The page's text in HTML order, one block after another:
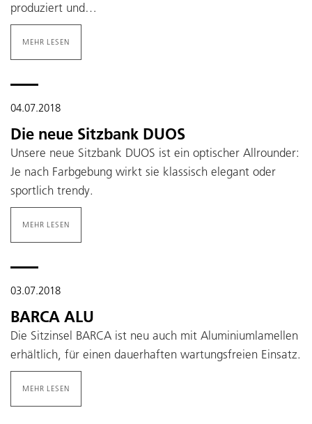
produziert und…
MEHR LESEN
04.07.2018
Die neue Sitzbank DUOS
Unsere neue Sitzbank DUOS ist ein optischer Allrounder:
Je nach Farbgebung wirkt sie klassisch elegant oder
sportlich trendy.
MEHR LESEN
03.07.2018
BARCA ALU
Die Sitzinsel BARCA ist neu auch mit Aluminiumlamellen
erhältlich, für einen dauerhaften wartungsfreien Einsatz.
MEHR LESEN